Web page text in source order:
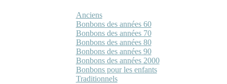
Anciens
Bonbons des années 60
Bonbons des années 70
Bonbons des années 80
Bonbons des années 90
Bonbons des années 2000
Bonbons pour les enfants
Traditionnels